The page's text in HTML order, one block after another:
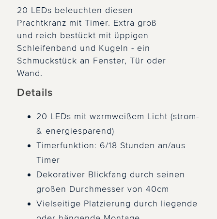
20 LEDs beleuchten diesen
Prachtkranz mit Timer. Extra groß
und reich bestückt mit üppigen
Schleifenband und Kugeln - ein
Schmuckstück an Fenster, Tür oder
Wand.
Details
20 LEDs mit warmweißem Licht (strom-
& energiesparend)
Timerfunktion: 6/18 Stunden an/aus
Timer
Dekorativer Blickfang durch seinen
großen Durchmesser von 40cm
Vielseitige Platzierung durch liegende